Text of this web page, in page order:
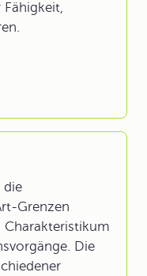
die
Grenzen
Die